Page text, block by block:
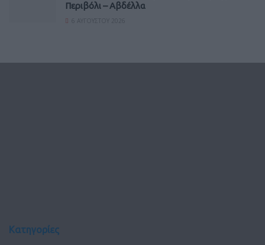
Περιβόλι – Αβδέλλα
Κατηγορίες